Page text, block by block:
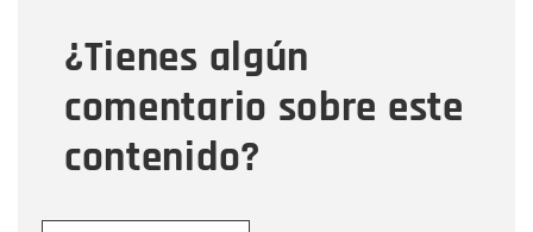
¿Tienes algún
comentario sobre este
contenido?
Mensaje